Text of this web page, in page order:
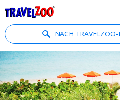
NACH TRAVELZOO-